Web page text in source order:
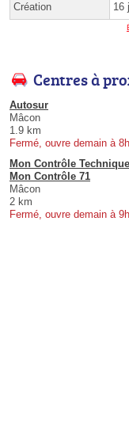
Création 16
Centres à
Autosur
Mâcon
1.9 km
Fermé, ouvre demain à 8h
Mon Contrôle
Mon Contrôle 71
Mâcon
2 km
Fermé, ouvre demain à 9h